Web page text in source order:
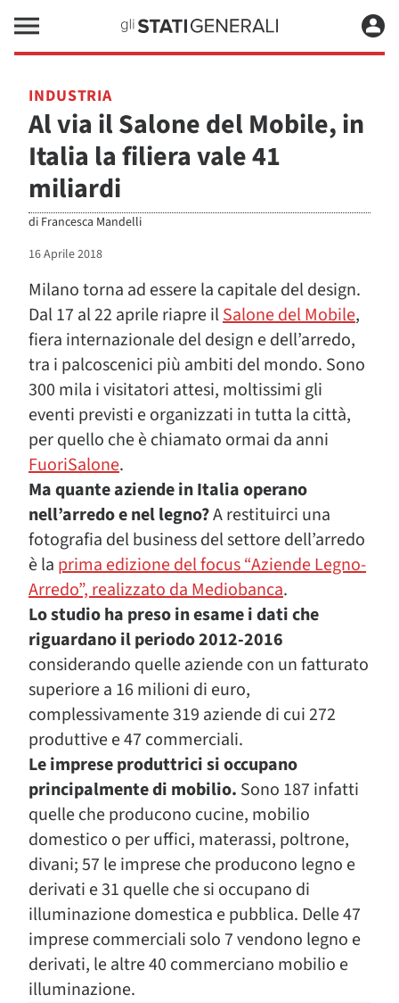
INDUSTRIA
Al via il Salone del Mobile, in
Italia la filiera vale 41
miliardi
di Francesca Mandelli
16 Aprile 2018
Milano torna ad essere la capitale del design.
Dal 17 al 22 aprile riapre ilSalone del Mobile,
fiera internazionale del design e dell’arredo,
tra i palcoscenici più ambiti del mondo. Sono
300 mila i visitatori attesi, moltissimi gli
eventi previsti e organizzati in tutta la città,
per quello che è chiamato ormai da anni
FuoriSalone.
Ma quante aziende in Italia operano
nell’arredo e nel legno?A restituirci una
fotografia del business del settore dell’arredo
è la prima edizione del focus “Aziende Legno-
Arredo”, realizzato da Mediobanca.
Lo studio ha preso in esame i dati che
riguardano il periodo 2012-2016
considerando quelle aziende con un fatturato
superiore a 16 milioni di euro,
complessivamente 319 aziende di cui 272
produttive e 47 commerciali.
Le imprese produttrici si occupano
principalmente di mobilio. Sono 187 infatti
quelle che producono cucine, mobilio
domestico o per uffici, materassi, poltrone,
divani; 57 le imprese che producono legno e
derivati e 31 quelle che si occupano di
illuminazione domestica e pubblica. Delle 47
imprese commerciali solo 7 vendono legno e
derivati, le altre 40 commerciano mobilio e
illuminazione.